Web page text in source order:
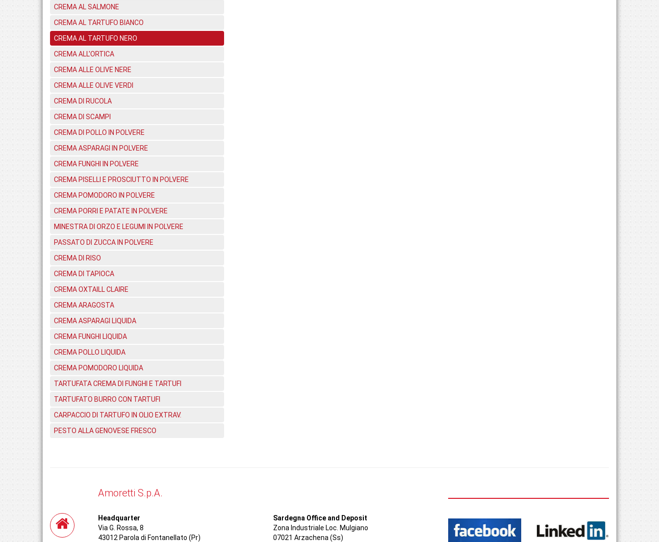
CREMA AL SALMONE
CREMA AL TARTUFO BIANCO
CREMA AL TARTUFO NERO
CREMA ALL'ORTICA
CREMA ALLE OLIVE NERE
CREMA ALLE OLIVE VERDI
CREMA DI RUCOLA
CREMA DI SCAMPI
CREMA DI POLLO IN POLVERE
CREMA ASPARAGI IN POLVERE
CREMA FUNGHI IN POLVERE
CREMA PISELLI E PROSCIUTTO IN POLVERE
CREMA POMODORO IN POLVERE
CREMA PORRI E PATATE IN POLVERE
MINESTRA DI ORZO E LEGUMI IN POLVERE
PASSATO DI ZUCCA IN POLVERE
CREMA DI RISO
CREMA DI TAPIOCA
CREMA OXTAILL CLAIRE
CREMA ARAGOSTA
CREMA ASPARAGI LIQUIDA
CREMA FUNGHI LIQUIDA
CREMA POLLO LIQUIDA
CREMA POMODORO LIQUIDA
TARTUFATA CREMA DI FUNGHI E TARTUFI
TARTUFATO BURRO CON TARTUFI
CARPACCIO DI TARTUFO IN OLIO EXTRAV.
PESTO ALLA GENOVESE FRESCO
Amoretti S.p.A.
Headquarter
Via G. Rossa, 8
43012 Parola di Fontanellato (Pr)
Sardegna Office and Deposit
Zona Industriale Loc. Mulgiano
07021 Arzachena (Ss)